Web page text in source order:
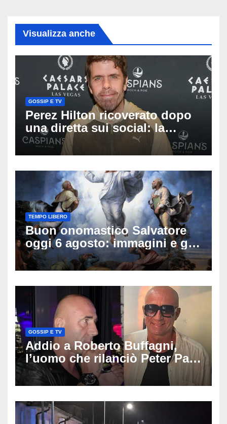
Visualizza anche
GOSSIP E TV
Perez Hilton ricoverato dopo
una diretta sui social: la
famiglia rompe il silenzio
sulle sue condizioni
TEMPO LIBERO
Buon onomastico Salvatore
oggi 6 agosto: immagini e gif
di auguri da condividere
GOSSIP E TV
Addio a Roberto Buffagni,
l’uomo che rilanciò Peter Pan
e Villa delle Rose: aveva 59
anni